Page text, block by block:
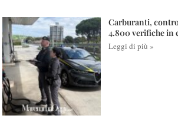
Carburanti,
4.800 verifiche in
Leggi di più »